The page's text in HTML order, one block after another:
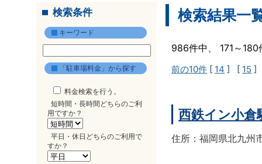
検索条件
キーワード
「駐車場料金」から探す
料金検索を行う。
短時間・長時間どちらのご利
用ですか？
平日・休日どちらのご利用で
すか？
検索結果一
986件中、 171～
前の10件 [ 14 ] [ 15 ]
西鉄イン小倉
住所：福岡県北九州